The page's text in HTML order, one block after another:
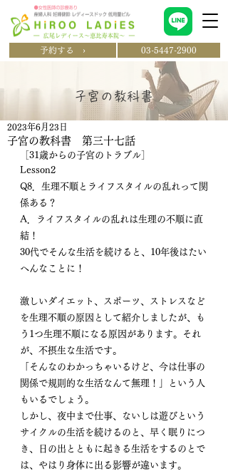
予約する › 03-5447-2900
​子宮の教科書
子宮の教科書 第三十七話
2023年6月23日
31歳からの子宮のトラブル
Lesson2
Q8．生理不順とライフスタイルの乱れって関
係ある？
A．ライフスタイルの乱れは生理の不順に直
結！
30代でそんな生活を続けると、10年後はたい
へんなことに！
激しいダイエット、スポーツ、ストレスなど
を生理不順の原因として紹介しましたが、も
う1つ生理不順になる原因があります。それ
が、不摂生な生活です。
「そんなのわかっちゃいるけど、今は仕事の
関係で規則的な生活なんて無理！」という人
もいるでしょう。
しかし、夜中まで仕事、ないしは遊びという
サイクルの生活を続けるのと、早く眠りにつ
き、日の出とともに起きる生活をするのとで
は、やはり身体に出る影響が違います。